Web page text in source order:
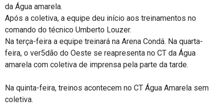
da Água amarela.
Após a coletiva, a equipe deu início aos treinamentos no
comando do técnico Umberto Louzer.
Na terça-feira a equipe treinará na Arena Condá. Na quarta-
feira, o ver5dão do Oeste se reapresenta no CT da Água
amarela com coletiva de imprensa pela parte da tarde.
Na quinta-feira, treinos acontecem no CT Água Amarela sem
coletiva.